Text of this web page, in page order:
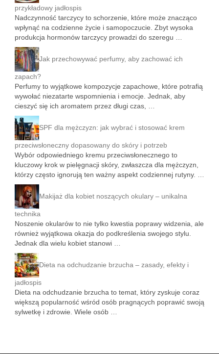
przykładowy jadłospis
Nadczynność tarczycy to schorzenie, które może znacząco
wpłynąć na codzienne życie i samopoczucie. Zbyt wysoka
produkcja hormonów tarczycy prowadzi do szeregu …
Jak przechowywać perfumy, aby zachować ich
zapach?
Perfumy to wyjątkowe kompozycje zapachowe, które potrafią
wywołać niezatarte wspomnienia i emocje. Jednak, aby
cieszyć się ich aromatem przez długi czas, …
SPF dla mężczyzn: jak wybrać i stosować krem
przeciwsłoneczny dopasowany do skóry i potrzeb
Wybór odpowiedniego kremu przeciwsłonecznego to
kluczowy krok w pielęgnacji skóry, zwłaszcza dla mężczyzn,
którzy często ignorują ten ważny aspekt codziennej rutyny. …
Makijaż dla kobiet noszących okulary – unikalna
technika
Noszenie okularów to nie tylko kwestia poprawy widzenia, ale
również wyjątkowa okazja do podkreślenia swojego stylu.
Jednak dla wielu kobiet stanowi …
Dieta na odchudzanie brzucha – zasady, efekty i
jadłospis
Dieta na odchudzanie brzucha to temat, który zyskuje coraz
większą popularność wśród osób pragnących poprawić swoją
sylwetkę i zdrowie. Wiele osób …